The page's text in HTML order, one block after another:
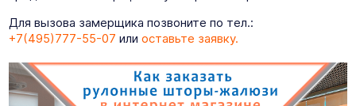
Для вызова замерщика позвоните по тел.:
+7(495)777-55-07 или оставьте заявку.